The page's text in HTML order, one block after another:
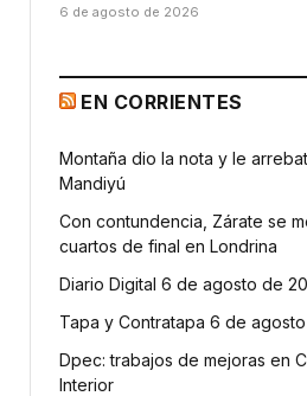
6 de agosto de 2026
EN CORRIENTES
Montaña dio la nota y le
Mandiyú
Con contundencia, Zárate se
cuartos de final en Londrina
Diario Digital 6 de agosto de
Tapa y Contratapa 6 de
Dpec: trabajos de mejoras en
Interior